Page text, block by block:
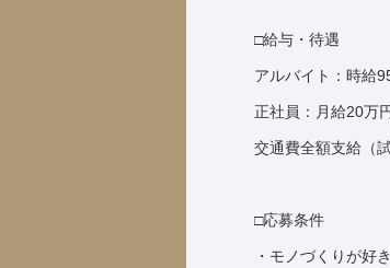
□給与・待遇
アルバイト：時給
正社員：月給20万
交通費全額支給（
□応募条件
・モノづくりが好